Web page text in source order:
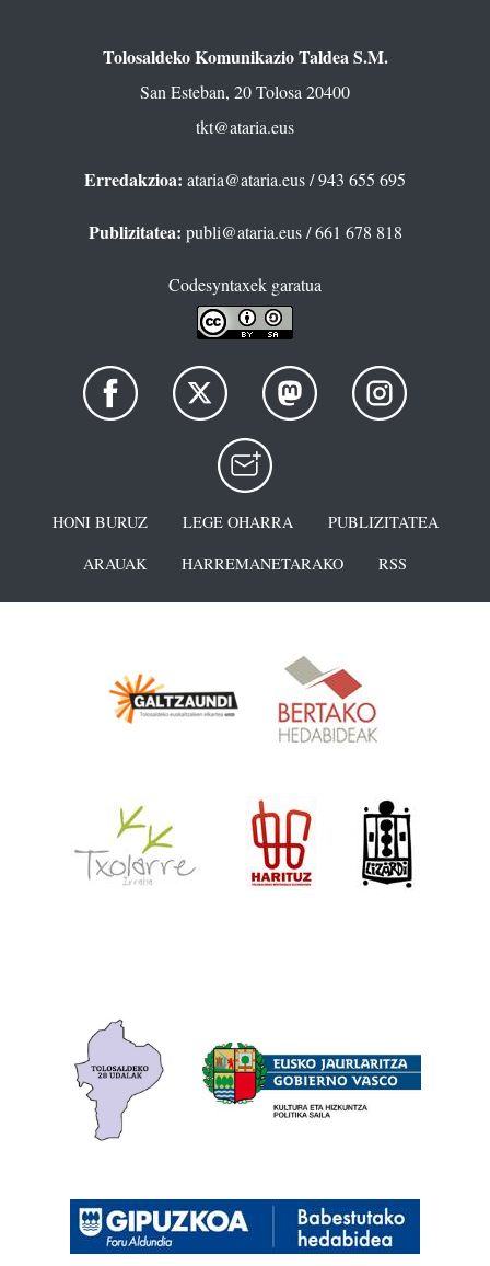
Tolosaldeko Komunikazio Taldea S.M.
San Esteban, 20 Tolosa 20400
tkt@ataria.eus
Erredakzioa: ataria@ataria.eus/ 943 655 695
Publizitatea: publi@ataria.eus/ 661 678 818
Codesyntaxek garatua
HONI BURUZ LEGE OHARRA
PUBLIZITATEA
ARAUAK
HARREMANETARAKO RSS